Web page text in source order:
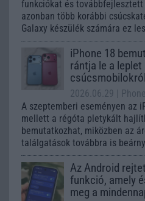
funkciókat és
azonban több korábbi
Galaxy készülék számára ez
iPhone 18
rántja le a leplet
csúcsmobilokról
2026.06.29
|
A szeptemberi eseményen az
mellett a régóta pletykált
bemutatkozhat, miközben az
találgatások továbbra is
Az Android
funkció, amely
meg a